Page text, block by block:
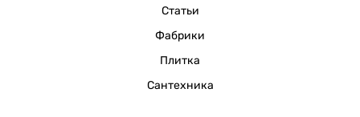
Статьи
Фабрики
Плитка
Сантехника